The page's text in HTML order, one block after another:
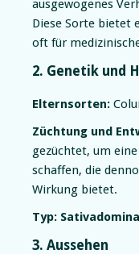
ausgewogenes
Diese Sorte bietet
oft für
2. Genetik und
Elternsorten:
Züchtung und
gezüchtet, um
schaffen, die
Wirkung bietet.
Typ:
3. Aussehen